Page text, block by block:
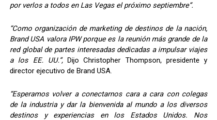
por verlos a todos en Las Vegas el próximo septiembre”.
“Como organización de marketing de destinos de la nación,
Brand USA valora IPW porque es la reunión más grande de la
red global de partes interesadas dedicadas a impulsar viajes
a los EE. UU.”, Dijo Christopher Thompson, presidente y
director ejecutivo de Brand USA.
“Esperamos volver a conectarnos cara a cara con colegas
de la industria y dar la bienvenida al mundo a los diversos
destinos y experiencias en los Estados Unidos. Nos